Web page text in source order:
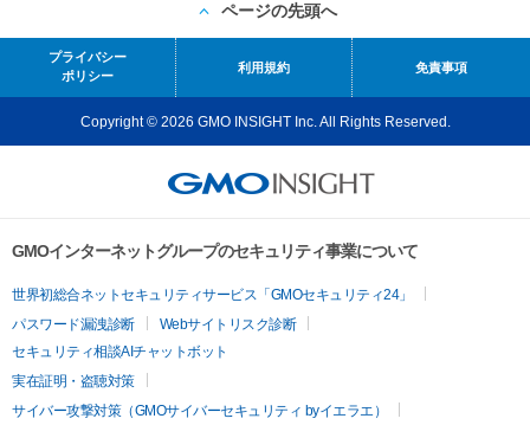
ページの先頭へ
プライバシー
ポリシー
利用規約 免責事項
Copyright © 2026 GMO INSIGHT Inc. All Rights Reserved.
GMOインターネットグループのセキュリティ事業について
世界初総合ネットセキュリティサービス「GMOセキュリティ24」
パスワード漏洩診断
Webサイトリスク診断
セキュリティ相談AIチャットボット
実在証明・盗聴対策
サイバー攻撃対策（GMOサイバーセキュリティ byイエラエ）